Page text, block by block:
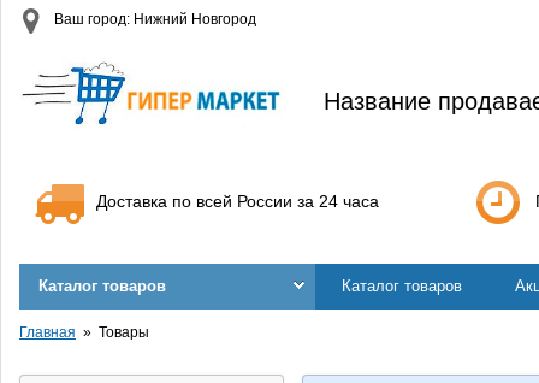
Ваш город: Нижний Новгород
Название
Доставка по всей России за 24 часа
Каталог товаров Каталог товаров
Главная Товары